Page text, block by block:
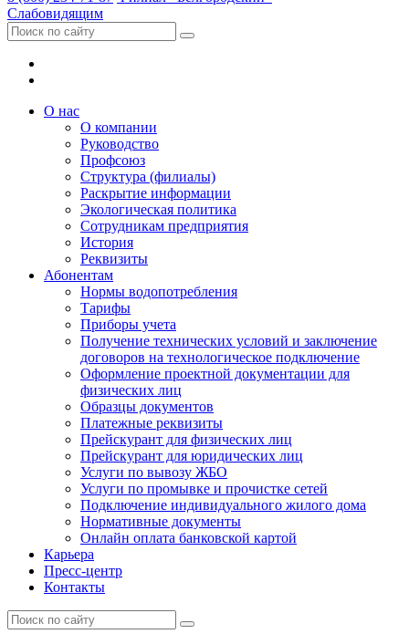
Слабовидящим
О нас
О компании
Руководство
Профсоюз
Структура (филиалы)
Раскрытие информации
Экологическая политика
Сотрудникам предприятия
История
Реквизиты
Абонентам
Нормы водопотребления
Тарифы
Приборы учета
Получение технических условий и заключение
договоров на технологическое подключение
Оформление проектной документации для
физических лиц
Образцы документов
Платежные реквизиты
Прейскурант для физических лиц
Прейскурант для юридических лиц
Услуги по вывозу ЖБО
Услуги по промывке и прочистке сетей
Подключение индивидуального жилого дома
Нормативные документы
Онлайн оплата банковской картой
Карьера
Пресс-центр
Контакты